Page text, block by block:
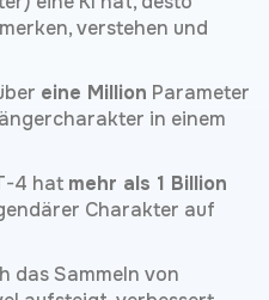
verstehen und
eine Million Parameter
in einem
4 hat mehr als 1 Billion
Charakter auf
das Sammeln von